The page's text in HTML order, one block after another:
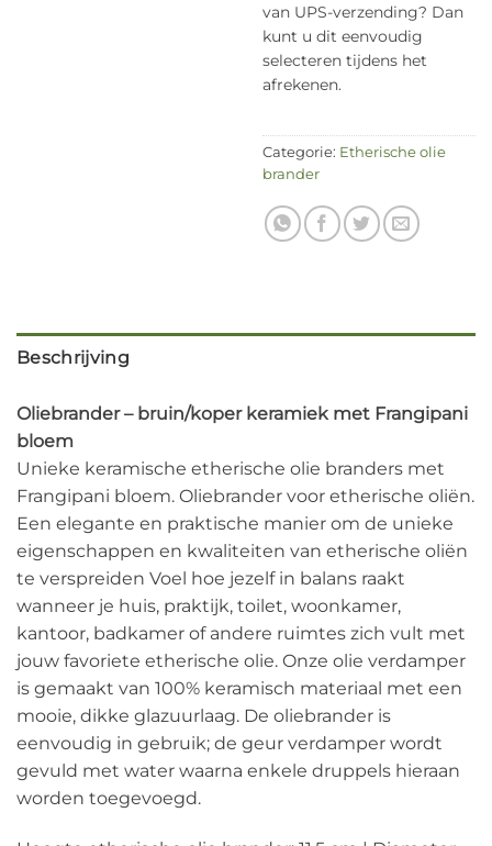
van UPS-verzending? Dan
kunt u dit eenvoudig
selecteren tijdens het
afrekenen.
Categorie: Etherische olie
brander
Beschrijving
Oliebrander – bruin/koper keramiek met Frangipani
bloem
Unieke keramische etherische olie branders met
Frangipani bloem. Oliebrander voor etherische oliën.
Een elegante en praktische manier om de unieke
eigenschappen en kwaliteiten van etherische oliën
te verspreiden Voel hoe jezelf in balans raakt
wanneer je huis, praktijk, toilet, woonkamer,
kantoor, badkamer of andere ruimtes zich vult met
jouw favoriete etherische olie. Onze olie verdamper
is gemaakt van 100% keramisch materiaal met een
mooie, dikke glazuurlaag. De oliebrander is
eenvoudig in gebruik; de geur verdamper wordt
gevuld met water waarna enkele druppels hieraan
worden toegevoegd.